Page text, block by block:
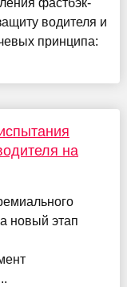
фастбэк-
водителя и
принципа:
на
новый этап